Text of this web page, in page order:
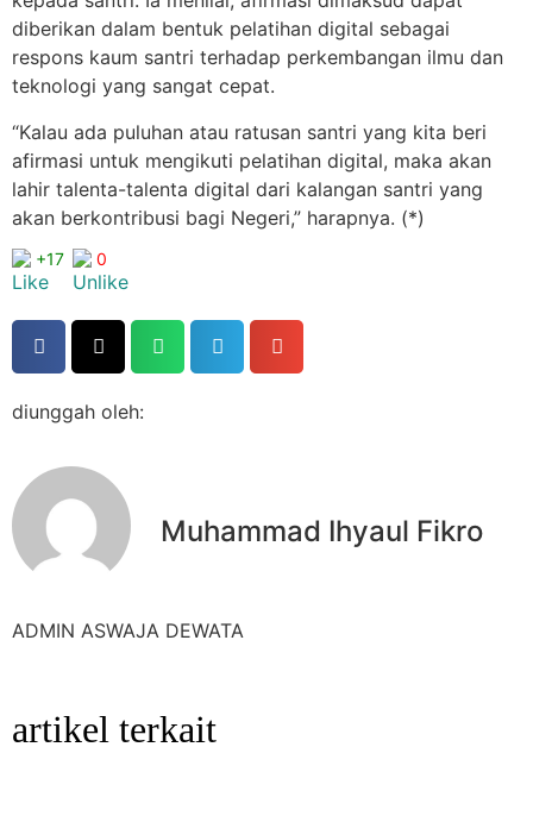
diberikan dalam bentuk pelatihan digital sebagai
respons kaum santri terhadap perkembangan ilmu dan
teknologi yang sangat cepat.
“Kalau ada puluhan atau ratusan santri yang kita beri
afirmasi untuk mengikuti pelatihan digital, maka akan
lahir talenta-talenta digital dari kalangan santri yang
akan berkontribusi bagi Negeri,” harapnya. (*)
+17 0
diunggah oleh:
Muhammad Ihyaul Fikro
ADMIN ASWAJA DEWATA
artikel terkait